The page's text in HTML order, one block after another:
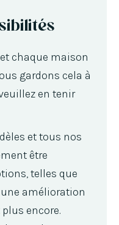
chaque maison
gardons cela à
en tenir
et tous nos
être
telles que
amélioration
encore.